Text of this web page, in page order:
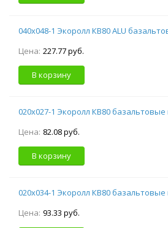
040х048-1 Экоролл КВ80 ALU
Цена: 227.77 руб.
В корзину
020х027-1 Экоролл КВ80
Цена: 82.08 руб.
В корзину
020х034-1 Экоролл КВ80
Цена: 93.33 руб.